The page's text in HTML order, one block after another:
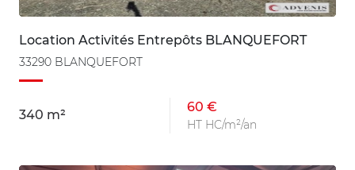
Location Activités Entrepôts BLANQUEFORT
33290 BLANQUEFORT
340 m²
60 €
HT HC/m²/an